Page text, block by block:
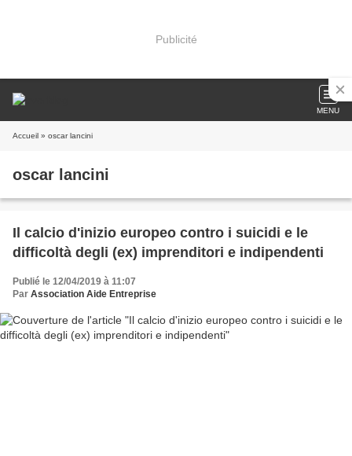
Publicité
MENU
Accueil » oscar lancini
oscar lancini
Il calcio d'inizio europeo contro i suicidi e le
difficoltà degli (ex) imprenditori e indipendenti
Publié le 12/04/2019 à 11:07
Par Association Aide Entreprise